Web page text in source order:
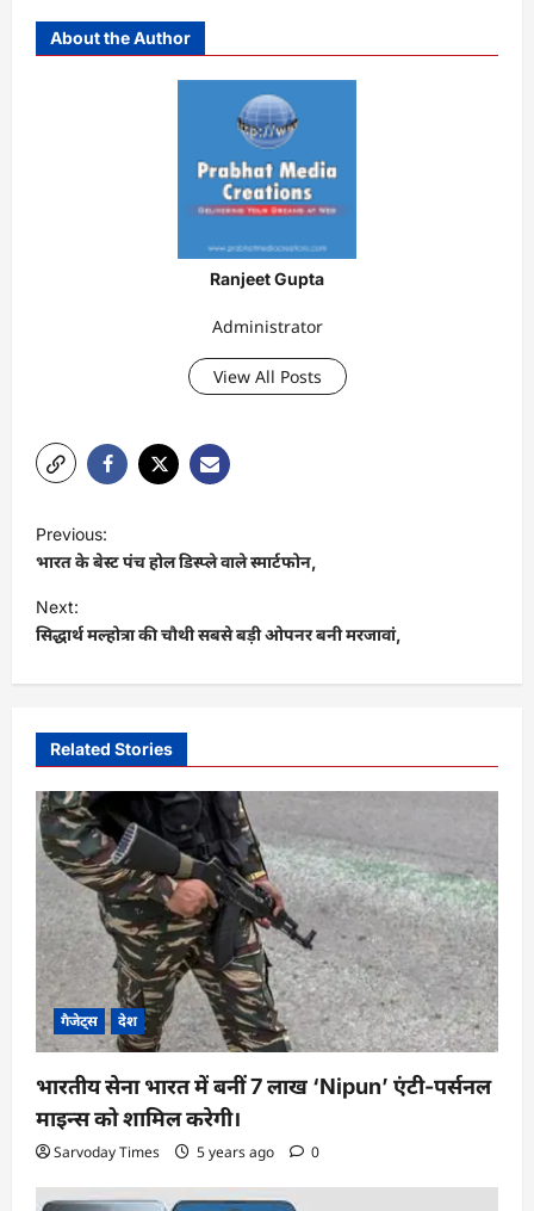
About the Author
Ranjeet Gupta
Administrator
View All Posts
P
o
s
t
v
g
a
t
i
o
n
Previous:
भारत के बेस्ट पंच होल डिस्प्ले वाले स्मार्टफोन,
Next:
सिद्धार्थ मल्होत्रा की चौथी सबसे बड़ी ओपनर बनी मरजावां,
Related Stories
गैजेट्स देश
भारतीय सेना भारत में बनीं 7 लाख ‘Nipun’ एंटी-पर्सनल
माइन्स को शामिल करेगी।
Sarvoday Times 5 years ago 0